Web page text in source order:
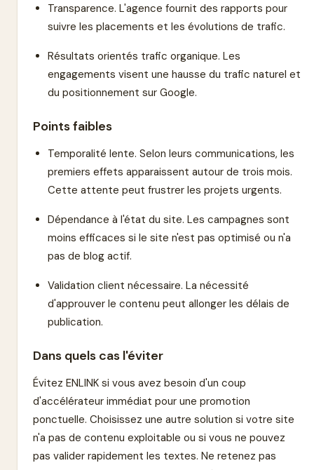
Transparence. L'agence fournit des rapports pour
suivre les placements et les évolutions de trafic.
Résultats orientés trafic organique. Les
engagements visent une hausse du trafic naturel et
du positionnement sur Google.
Points faibles
Temporalité lente. Selon leurs communications, les
premiers effets apparaissent autour de trois mois.
Cette attente peut frustrer les projets urgents.
Dépendance à l'état du site. Les campagnes sont
moins efficaces si le site n'est pas optimisé ou n'a
pas de blog actif.
Validation client nécessaire. La nécessité
d'approuver le contenu peut allonger les délais de
publication.
Dans quels cas l'éviter
Évitez ENLINK si vous avez besoin d'un coup
d'accélérateur immédiat pour une promotion
ponctuelle. Choisissez une autre solution si votre site
n'a pas de contenu exploitable ou si vous ne pouvez
pas valider rapidement les textes. Ne retenez pas